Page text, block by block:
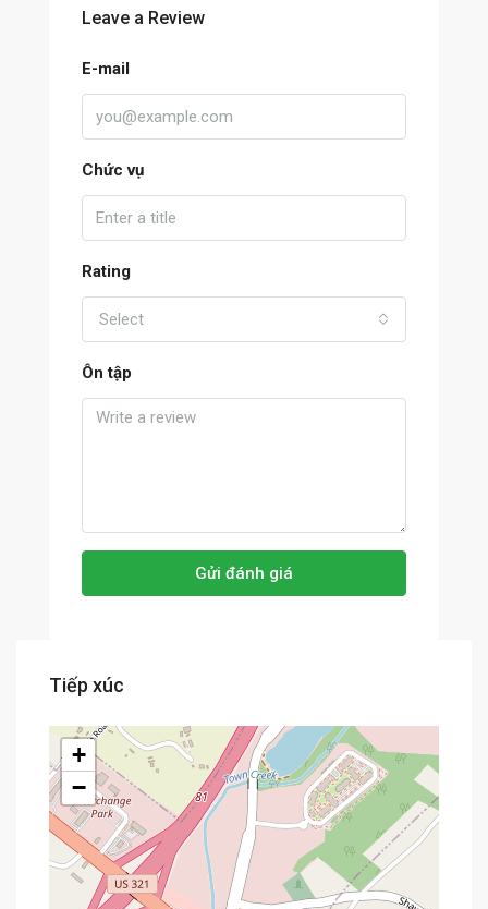
Leave a Review
E-mail
Chức vụ
Rating
Select
Ôn tập
Gửi đánh giá
Tiếp xúc
+
−